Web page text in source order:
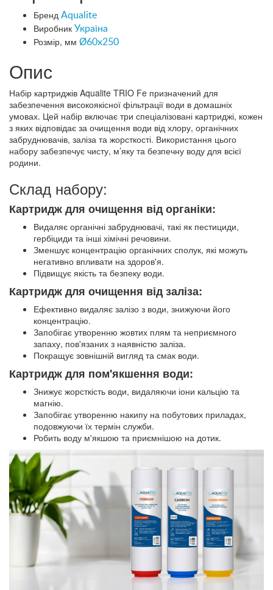
Бренд Aqualite
Виробник Україна
Розмір, мм Ø60x250
Опис
Набір картриджів Aqualite TRIO Fe призначений для
забезпечення високоякісної фільтрації води в домашніх
умовах. Цей набір включає три спеціалізовані картриджі, кожен
з яких відповідає за очищення води від хлору, органічних
забруднювачів, заліза та жорсткості. Використання цього
набору забезпечує чисту, м’яку та безпечну воду для всієї
родини.
Склад набору:
Картридж для очищення від органіки:
Видаляє органічні забруднювачі, такі як пестициди,
гербіциди та інші хімічні речовини.
Зменшує концентрацію органічних сполук, які можуть
негативно впливати на здоров'я.
Підвищує якість та безпеку води.
Картридж для очищення від заліза:
Ефективно видаляє залізо з води, знижуючи його
концентрацію.
Запобігає утворенню жовтих плям та неприємного
запаху, пов'язаних з наявністю заліза.
Покращує зовнішній вигляд та смак води.
Картридж для пом'якшення води:
Знижує жорсткість води, видаляючи іони кальцію та
магнію.
Запобігає утворенню накипу на побутових приладах,
подовжуючи їх термін служби.
Робить воду м'якшою та приємнішою на дотик.